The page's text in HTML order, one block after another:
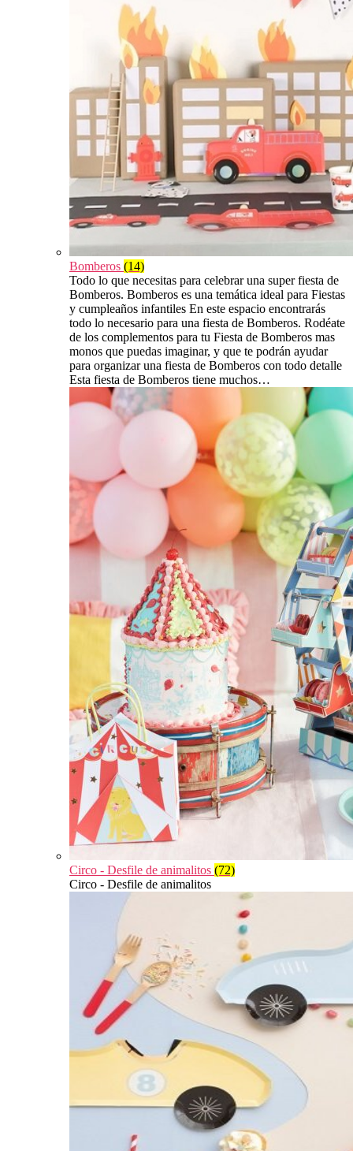
Bomberos (14)
Todo lo que necesitas para celebrar una super fiesta de
Bomberos. Bomberos es una temática ideal para Fiestas
y cumpleaños infantiles En este espacio encontrarás
todo lo necesario para una fiesta de Bomberos. Rodéate
de los complementos para tu Fiesta de Bomberos mas
monos que puedas imaginar, y que te podrán ayudar
para organizar una fiesta de Bomberos con todo detalle
Esta fiesta de Bomberos tiene muchos…
Circo - Desfile de animalitos (72)
Circo - Desfile de animalitos